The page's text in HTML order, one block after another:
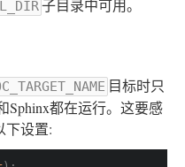
子目录中可用。
目标时只
Sphinx都在运行。这要感
下设置: